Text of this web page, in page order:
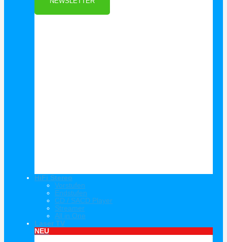
HiFi Stereo
Vorstufen
Endstufen
CD / SACD Player
Streamer
All in One
Laser TV
NEU